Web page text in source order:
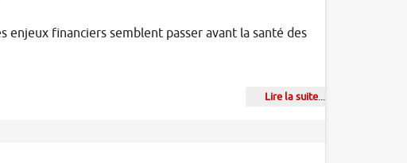
enjeux financiers semblent passer avant la santé des
Lire la suite...